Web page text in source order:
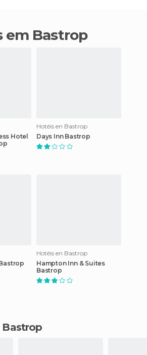
em Bastrop
Hotel
Hotéis en Bastrop
Days Inn Bastrop
Hotéis en Bastrop
Hampton Inn & Suites
Bastrop
Bastrop